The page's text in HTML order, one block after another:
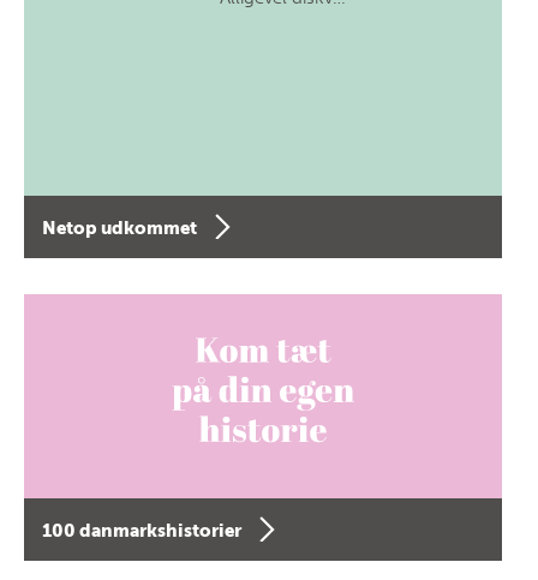
Netop udkommet
100 danmarkshistorier